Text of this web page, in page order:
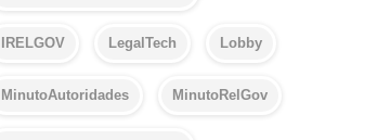
IRELGOV LegalTech Lobby
MinutoAutoridades MinutoRelGov